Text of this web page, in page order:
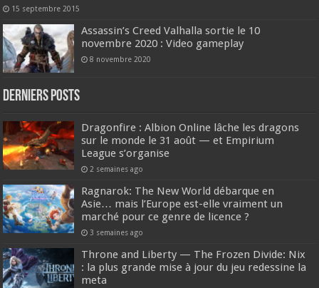
15 septembre 2015
Assassin’s Creed Valhalla sortie le 10
novembre 2020 : Video gameplay
8 novembre 2020
DERNIERS Posts
Dragonfire : Albion Online lâche les dragons
sur le monde le 31 août — et Empirium
League s’organise
2 semaines ago
Ragnarok: The New World débarque en
Asie… mais l’Europe est-elle vraiment un
marché pour ce genre de licence ?
3 semaines ago
Throne and Liberty — The Frozen Divide: Nix
: la plus grande mise à jour du jeu redessine la
meta